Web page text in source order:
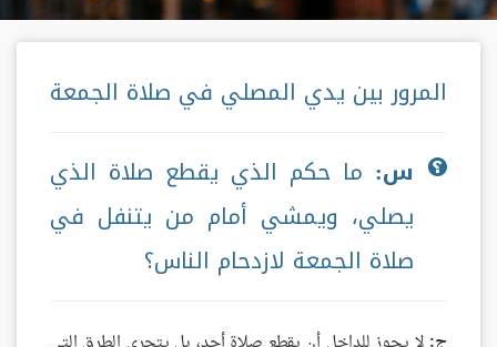
المرور بين يدي المصلي في صلاة الجمعة
س: ما حكم الذي يقطع صلاة الذي
يصلي، ويمشي أمام من يتنفل في
صلاة الجمعة لازدحام الناس؟